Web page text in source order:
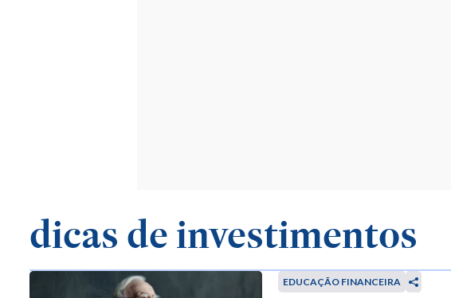
dicas de investimentos
EDUCAÇÃO FINANCEIRA